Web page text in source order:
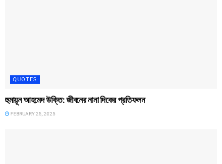
QUOTES
হুমায়ূন আহমেদ উক্তি: জীবনের নানা দিকের প্রতিফলন
FEBRUARY 25, 2025